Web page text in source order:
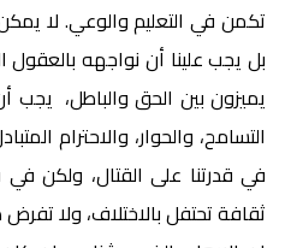
تكمن في التعليم والوعي. لا
بل يجب علينا أن نواجهه بالعقول
يميزون بين الحق والباطل، يجب
التسامح، والحوار، والاحترام
في قدرتنا على القتال، ولكن في
ثقافة تحتفل بالاختلاف، ولا